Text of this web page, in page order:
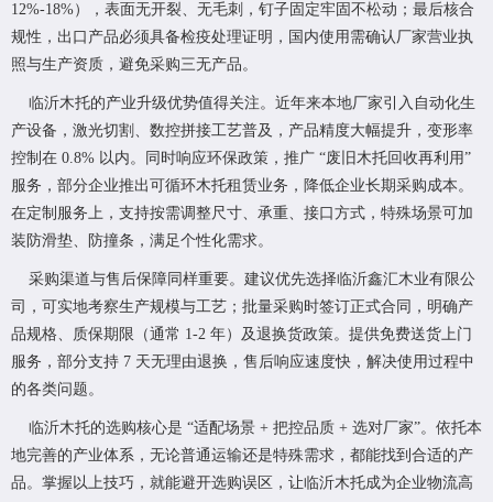
12%-18%），表面无开裂、无毛刺，钉子固定牢固不松动；最后核合
规性，出口产品必须具备检疫处理证明，国内使用需确认厂家营业执
照与生产资质，避免采购三无产品。
临沂木托的产业升级优势值得关注。近年来本地厂家引入自动化生
产设备，激光切割、数控拼接工艺普及，产品精度大幅提升，变形率
控制在 0.8% 以内。同时响应环保政策，推广 “废旧木托回收再利用”
服务，部分企业推出可循环木托租赁业务，降低企业长期采购成本。
在定制服务上，支持按需调整尺寸、承重、接口方式，特殊场景可加
装防滑垫、防撞条，满足个性化需求。
采购渠道与售后保障同样重要。建议优先选择临沂鑫汇木业有限公
司，可实地考察生产规模与工艺；批量采购时签订正式合同，明确产
品规格、质保期限（通常 1-2 年）及退换货政策。提供免费送货上门
服务，部分支持 7 天无理由退换，售后响应速度快，解决使用过程中
的各类问题。
临沂木托的选购核心是 “适配场景 + 把控品质 + 选对厂家”。依托本
地完善的产业体系，无论普通运输还是特殊需求，都能找到合适的产
品。掌握以上技巧，就能避开选购误区，让临沂木托成为企业物流高